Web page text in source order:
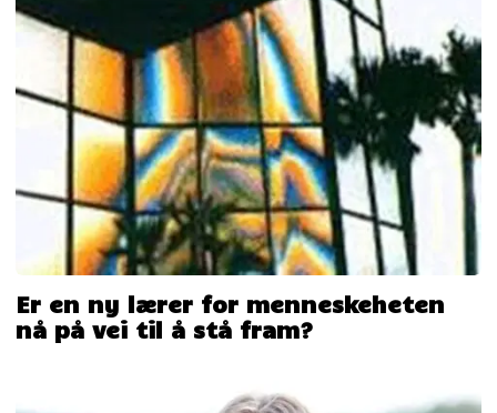
Er en ny lærer for menneskeheten
nå på vei til å stå fram?